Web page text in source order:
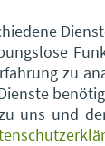
von
zu
uns und